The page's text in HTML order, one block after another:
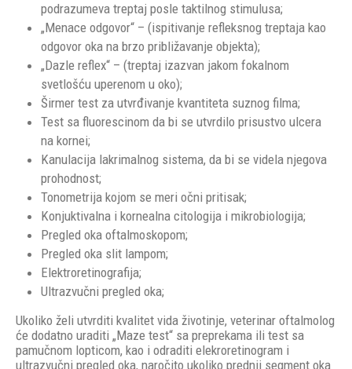
podrazumeva treptaj posle taktilnog stimulusa;
„Menace odgovor“ – (ispitivanje refleksnog treptaja kao
odgovor oka na brzo približavanje objekta);
„Dazle reflex“ – (treptaj izazvan jakom fokalnom
svetlošću uperenom u oko);
Širmer test za utvrđivanje kvantiteta suznog filma;
Test sa fluorescinom da bi se utvrdilo prisustvo ulcera
na kornei;
Kanulacija lakrimalnog sistema, da bi se videla njegova
prohodnost;
Tonometrija kojom se meri očni pritisak;
Konjuktivalna i kornealna citologija i mikrobiologija;
Pregled oka oftalmoskopom;
Pregled oka slit lampom;
Elektroretinografija;
Ultrazvučni pregled oka;
Ukoliko želi utvrditi kvalitet vida životinje, veterinar oftalmolog
će dodatno uraditi „Maze test“ sa preprekama ili test sa
pamučnom lopticom, kao i odraditi elekroretinogram i
ultrazvučni pregled oka, naročito ukoliko prednji segment oka